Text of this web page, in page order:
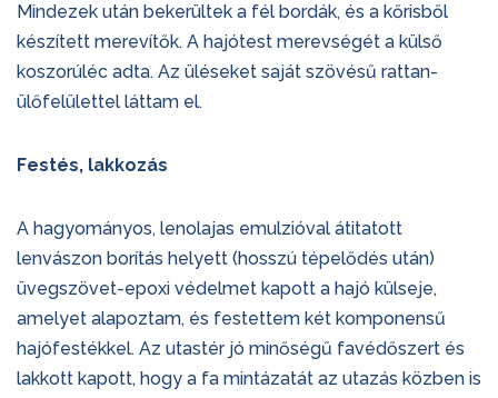
Mindezek után bekerültek a fél bordák, és a kőrisből
készített merevítők. A hajótest merevségét a külső
koszorúléc adta. Az üléseket saját szövésű rattan-
ülőfelülettel láttam el.
Festés, lakkozás
A hagyományos, lenolajas emulzióval átitatott
lenvászon borítás helyett (hosszú tépelődés után)
üvegszövet-epoxi védelmet kapott a hajó külseje,
amelyet alapoztam, és festettem két komponensű
hajófestékkel. Az utastér jó minőségű favédőszert és
lakkott kapott, hogy a fa mintázatát az utazás közben is